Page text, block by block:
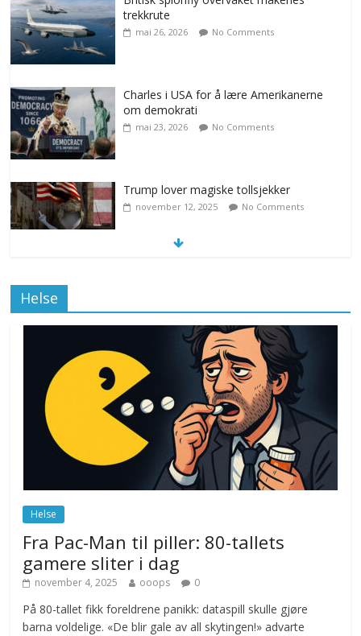
trekkrute
mai 26, 2026 No Comments
Charles i USA for å lære Amerikanerne
om demokrati
mai 23, 2026 No Comments
Trump lover magiske tollsjekker
november 12, 2025 No Comments
Drone stopper flytrafikken i Stockholm,
ekspert mistenker MDG
november 6, 2025 No Comments
Norge innfører nullvisjon for nedbør
juni 23, 2026 No Comments
Helse
Helse
Fra Pac-Man til piller: 80-tallets
gamere sliter i dag
november 4, 2025 ooops 0
På 80-tallet fikk foreldrene panikk: dataspill skulle gjøre
barna voldelige. «De blir gale av all skytingen!» advarte